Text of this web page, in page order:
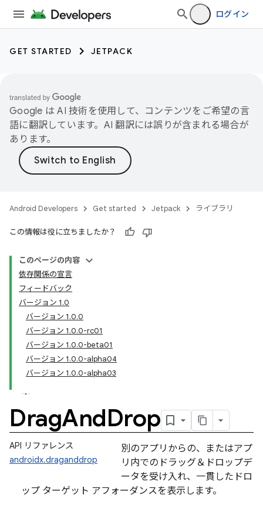
ログイン
GET STARTED JETPACK
Google は AI 技術を使用して、コンテンツをご希望の言
語に翻訳しています。AI 翻訳には誤りが含まれる場合が
あります。
Android Developers Get started Jetpack ライブラリ
この情報は役に立ちましたか？
このページの内容
依存関係の宣言
フィードバック
バージョン 1.0
バージョン 1.0.0
バージョン 1.0.0-rc01
バージョン 1.0.0-beta01
バージョン 1.0.0-alpha04
バージョン 1.0.0-alpha03
DragAndDrop
API リファレンス
androidx.draganddrop
別のアプリからの、またはアプ
リ内でのドラッグ＆ドロップデ
ータを受け入れ、一貫したドロ
ップ ターゲット アフォーダンスを表示します。